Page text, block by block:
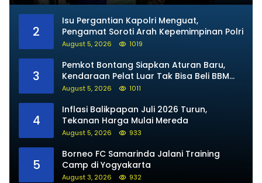
2
Isu Pergantian Kapolri Menguat,
Pengamat Soroti Arah Kepemimpinan Polri
August 5, 2026 1019
3
Pemkot Bontang Siapkan Aturan Baru,
Kendaraan Pelat Luar Tak Bisa Beli BBM
Subsidi
August 5, 2026 1011
4
Inflasi Balikpapan Juli 2026 Turun,
Tekanan Harga Mulai Mereda
August 5, 2026 933
5
Borneo FC Samarinda Jalani Training
Camp di Yogyakarta
August 3, 2026 932